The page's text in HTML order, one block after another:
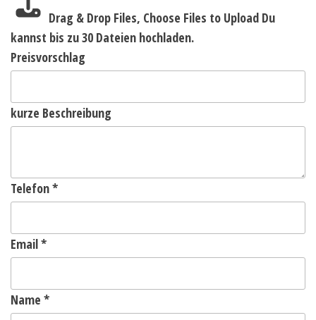
Drag & Drop Files, Choose Files to Upload Du
kannst bis zu 30 Dateien hochladen.
Preisvorschlag
kurze Beschreibung
Telefon*
Email*
Name *